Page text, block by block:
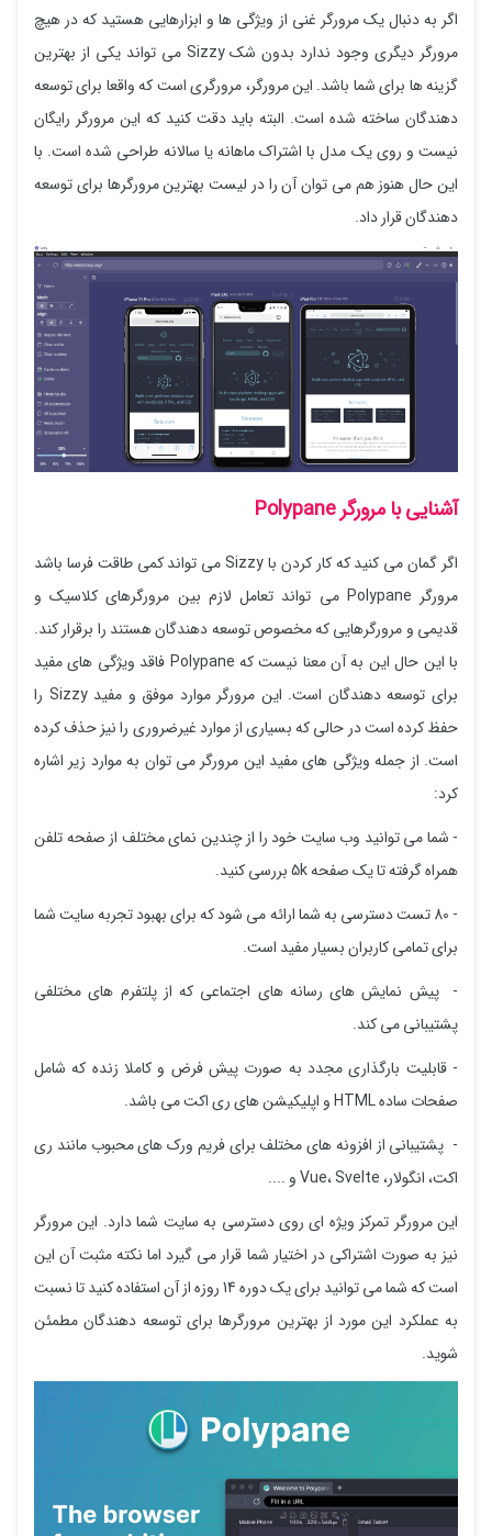
اگر به دنبال یک مرورگر غنی از ویژگی ها و ابزارهایی هستید که در هیچ
مرورگر دیگری وجود ندارد بدون شک Sizzy می تواند یکی از بهترین
گزینه ها برای شما باشد. این مرورگر، مرورگری است که واقعا برای توسعه
دهندگان ساخته شده است. البته باید دقت کنید که این مرورگر رایگان
نیست و روی یک مدل با اشتراک ماهانه یا سالانه طراحی شده است. با
این حال هنوز هم می توان آن را در لیست بهترین مرورگرها برای توسعه
دهندگان قرار داد.
آشنایی با مرورگر Polypane
اگر گمان می کنید که کار کردن با Sizzy می تواند کمی طاقت فرسا باشد
مرورگر Polypane می تواند تعامل لازم بین مرورگرهای کلاسیک و
قدیمی و مرورگرهایی که مخصوص توسعه دهندگان هستند را برقرار کند.
با این حال این به آن معنا نیست که Polypane فاقد ویژگی های مفید
برای توسعه دهندگان است. این مرورگر موارد موفق و مفید Sizzy را
حفظ کرده است در حالی که بسیاری از موارد غیرضروری را نیز حذف کرده
است. از جمله ویژگی های مفید این مرورگر می توان به موارد زیر اشاره
کرد:
- شما می توانید وب سایت خود را از چندین نمای مختلف از صفحه تلفن
همراه گرفته تا یک صفحه 5k بررسی کنید.
- 80 تست دسترسی به شما ارائه می شود که برای بهبود تجربه سایت شما
برای تمامی کاربران بسیار مفید است.
- پیش نمایش های رسانه های اجتماعی که از پلتفرم های مختلفی
پشتیبانی می کند.
- قابلیت بارگذاری مجدد به صورت پیش فرض و کاملا زنده که شامل
صفحات ساده HTML و اپلیکیشن های ری اکت می باشد.
- پشتیبانی از افزونه های مختلف برای فریم ورک های محبوب مانند ری
اکت، انگولار، Vue، Svelte و ....
این مرورگر تمرکز ویژه ای روی دسترسی به سایت شما دارد. این مرورگر
نیز به صورت اشتراکی در اختیار شما قرار می گیرد اما نکته مثبت آن این
است که شما می توانید برای یک دوره 14 روزه از آن استفاده کنید تا نسبت
به عملکرد این مورد از بهترین مرورگرها برای توسعه دهندگان مطمئن
شوید.